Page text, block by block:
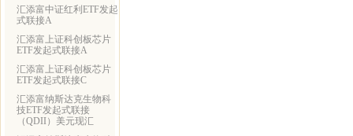
汇添富中证红利ETF发起
式联接A
汇添富上证科创板芯片
ETF发起式联接A
汇添富上证科创板芯片
ETF发起式联接C
汇添富纳斯达克生物科
技ETF发起式联接
（QDII）美元现汇